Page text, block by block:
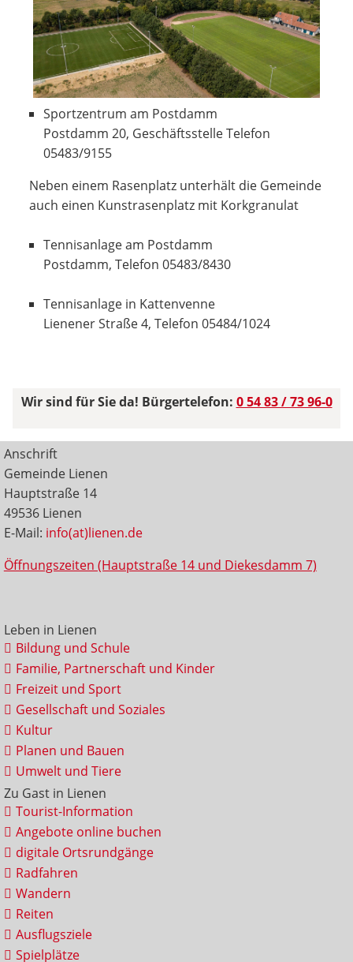
Sportzentrum am Postdamm
Postdamm 20, Geschäftsstelle Telefon
05483/9155
Neben einem Rasenplatz unterhält die Gemeinde
auch einen Kunstrasenplatz mit Korkgranulat
Tennisanlage am Postdamm
Postdamm, Telefon 05483/8430
Tennisanlage in Kattenvenne
Lienener Straße 4, Telefon 05484/1024
Wir sind für Sie da! Bürgertelefon: 0 54 83 / 73 96-0
Anschrift
Gemeinde Lienen
Hauptstraße 14
49536 Lienen
E-Mail: info(at)lienen.de
Öffnungszeiten (Hauptstraße 14 und Diekesdamm 7)
Leben in Lienen
Bildung und Schule
Familie, Partnerschaft und Kinder
Freizeit und Sport
Gesellschaft und Soziales
Kultur
Planen und Bauen
Umwelt und Tiere
Zu Gast in Lienen
Tourist-Information
Angebote online buchen
digitale Ortsrundgänge
Radfahren
Wandern
Reiten
Ausflugsziele
Spielplätze